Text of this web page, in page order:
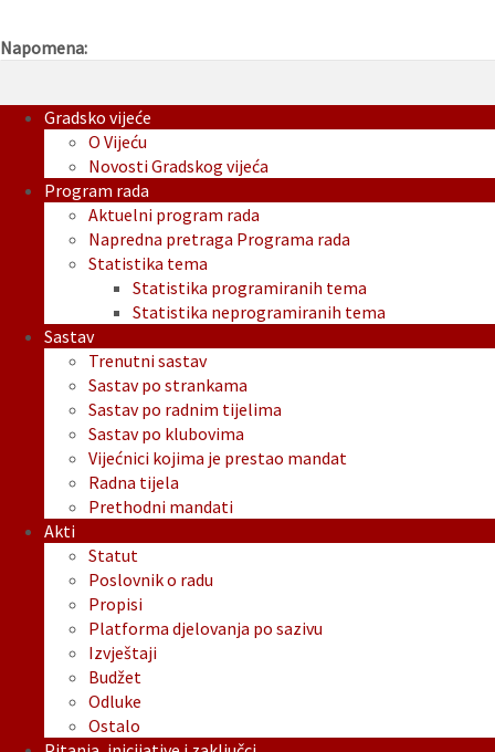
Napomena:
Gradsko vijeće
O Vijeću
Novosti Gradskog vijeća
Program rada
Aktuelni program rada
Napredna pretraga Programa rada
Statistika tema
Statistika programiranih tema
Statistika neprogramiranih tema
Sastav
Trenutni sastav
Sastav po strankama
Sastav po radnim tijelima
Sastav po klubovima
Vijećnici kojima je prestao mandat
Radna tijela
Prethodni mandati
Akti
Statut
Poslovnik o radu
Propisi
Platforma djelovanja po sazivu
Izvještaji
Budžet
Odluke
Ostalo